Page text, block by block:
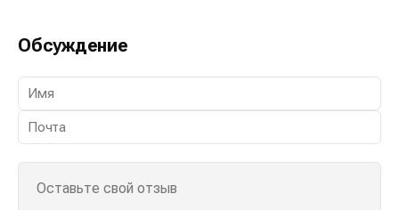
Обсуждение